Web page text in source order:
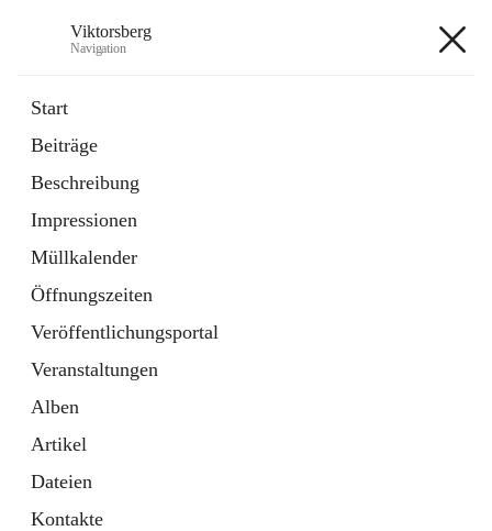
Viktorsberg
Navigation
Start
Beiträge
Beschreibung
Impressionen
Müllkalender
Öffnungszeiten
Veröffentlichungsportal
Veranstaltungen
Alben
Artikel
Dateien
Kontakte
1 Schnellzugriff
Bürgerservice
10 Schnellzugriffe